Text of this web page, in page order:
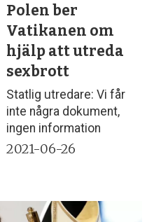
Polen ber
Vatikanen om
hjälp att utreda
sexbrott
Statlig utredare: Vi får
inte några dokument,
ingen information
2021-06-26